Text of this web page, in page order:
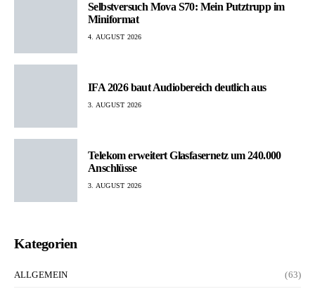
Selbstversuch Mova S70: Mein Putztrupp im
Miniformat
4. AUGUST 2026
IFA 2026 baut Audiobereich deutlich aus
3. AUGUST 2026
Telekom erweitert Glasfasernetz um 240.000
Anschlüsse
3. AUGUST 2026
Kategorien
ALLGEMEIN (63)